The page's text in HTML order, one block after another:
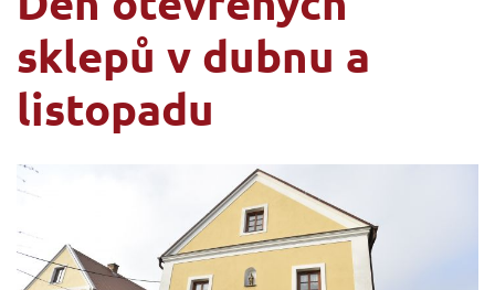
sklepů v dubnu a
listopadu